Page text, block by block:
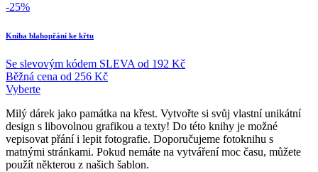
-25%
Kniha blahopřání ke křtu
Se slevovým kódem SLEVA od 192 Kč
Běžná cena od 256 Kč
Vyberte
Milý dárek jako památka na křest. Vytvořte si svůj vlastní unikátní
design s libovolnou grafikou a texty! Do této knihy je možné
vepisovat přání i lepit fotografie. Doporučujeme fotoknihu s
matnými stránkami. Pokud nemáte na vytváření moc času, můžete
použít některou z našich šablon.